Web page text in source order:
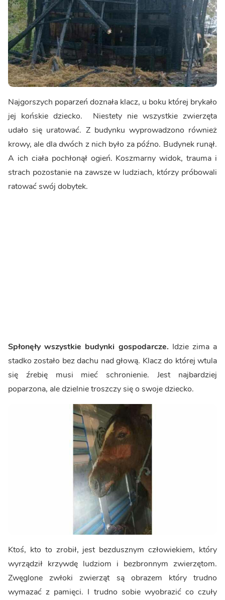
Najgorszych poparzeń doznała klacz, u boku której brykało
jej końskie dziecko. Niestety nie wszystkie zwierzęta
udało się uratować. Z budynku wyprowadzono również
krowy, ale dla dwóch z nich było za późno. Budynek runął.
A ich ciała pochłonął ogień. Koszmarny widok, trauma i
strach pozostanie na zawsze w ludziach, którzy próbowali
ratować swój dobytek.
Spłonęły wszystkie budynki gospodarcze. Idzie zima a
stadko zostało bez dachu nad głową. Klacz do której wtula
się źrebię musi mieć schronienie. Jest najbardziej
poparzona, ale dzielnie troszczy się o swoje dziecko.
Ktoś, kto to zrobił, jest bezdusznym człowiekiem, który
wyrządził krzywdę ludziom i bezbronnym zwierzętom.
Zwęglone zwłoki zwierząt są obrazem który trudno
wymazać z pamięci. I trudno sobie wyobrazić co czuły